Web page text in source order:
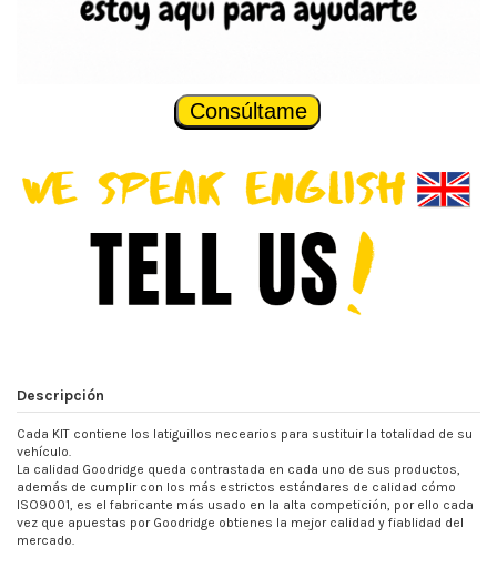
Consúltame
Descripción
Cada KIT contiene los latiguillos necearios para sustituir la totalidad de su
vehículo.
La calidad Goodridge queda contrastada en cada uno de sus productos,
además de cumplir con los más estrictos estándares de calidad cómo
ISO9001, es el fabricante más usado en la alta competición, por ello cada
vez que apuestas por Goodridge obtienes la mejor calidad y fiablidad del
mercado.